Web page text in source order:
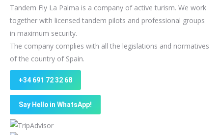
Tandem Fly La Palma is a company of active turism. We work
together with licensed tandem pilots and professional groups
in maximum security.
The company complies with all the legislations and normatives
of the country of Spain.
+34 691 72 32 68
Say Hello in WhatsApp!